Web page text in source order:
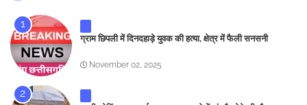
ग्राम छिपली में दिनदहाड़े युवक की हत्या, क्षेत्र में फैली सनसनी
November 02, 2025